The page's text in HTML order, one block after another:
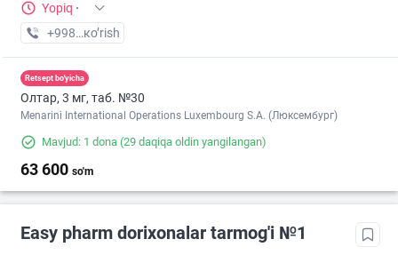
Yopiq ·
+998 (90) XXX-XX-XX
кo’rish
Retsept bo'yicha
Олтар, 3 мг, таб. №30
Menarini International Operations Luxembourg S.A. (Люксембург)
Mavjud: 1 dona (29 daqiqa oldin yangilangan)
63 600 so'm
Easy pharm dorixonalar tarmog'i №1